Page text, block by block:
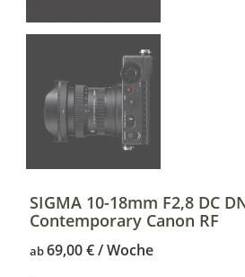
SIGMA 10-18mm F2,8 DC
Contemporary Canon RF
ab69,00€